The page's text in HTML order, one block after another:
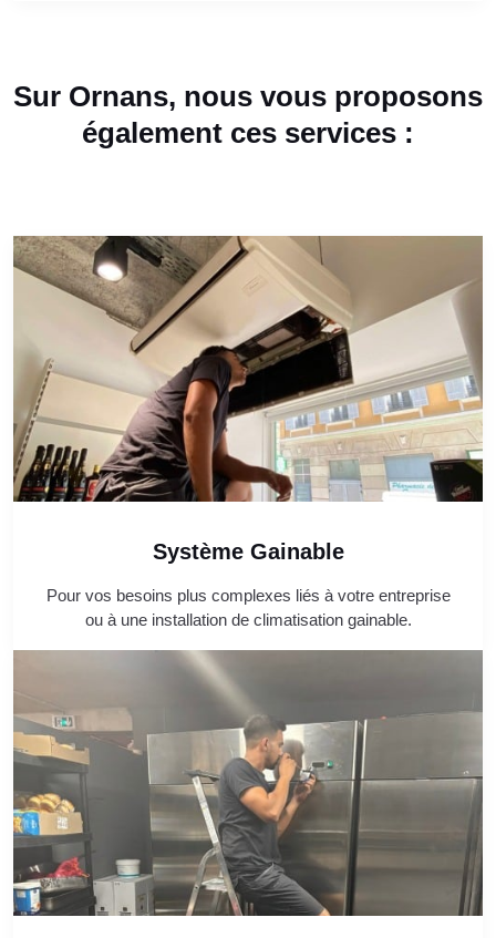
Sur Ornans, nous vous proposons
également ces services :
Système Gainable
Pour vos besoins plus complexes liés à votre entreprise
ou à une installation de climatisation gainable.